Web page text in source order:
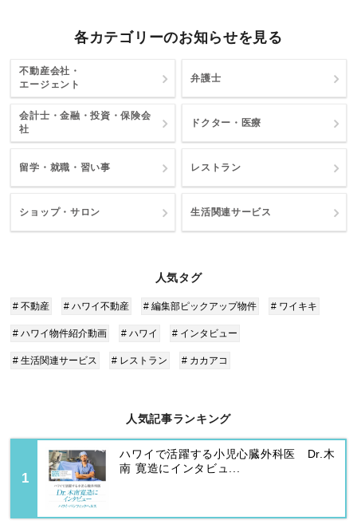
各カテゴリーのお知らせを見る
不動産会社・
エージェント
弁護士
会計士・金融・投資・保険会
社
ドクター・医療
留学・就職・習い事 レストラン
ショップ・サロン 生活関連サービス
人気タグ
# 不動産 # ハワイ不動産 # 編集部ピックアップ物件 # ワイキキ
# ハワイ物件紹介動画 # ハワイ # インタビュー
# 生活関連サービス # レストラン # カカアコ
人気記事ランキング
ハワイで活躍する小児心臓外科医 Dr.木
南 寛造にインタビュ...